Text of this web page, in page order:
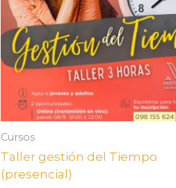
Cursos
Taller gestión del Tiempo
(presencial)